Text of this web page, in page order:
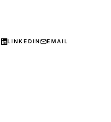
LINKEDIN EMAIL